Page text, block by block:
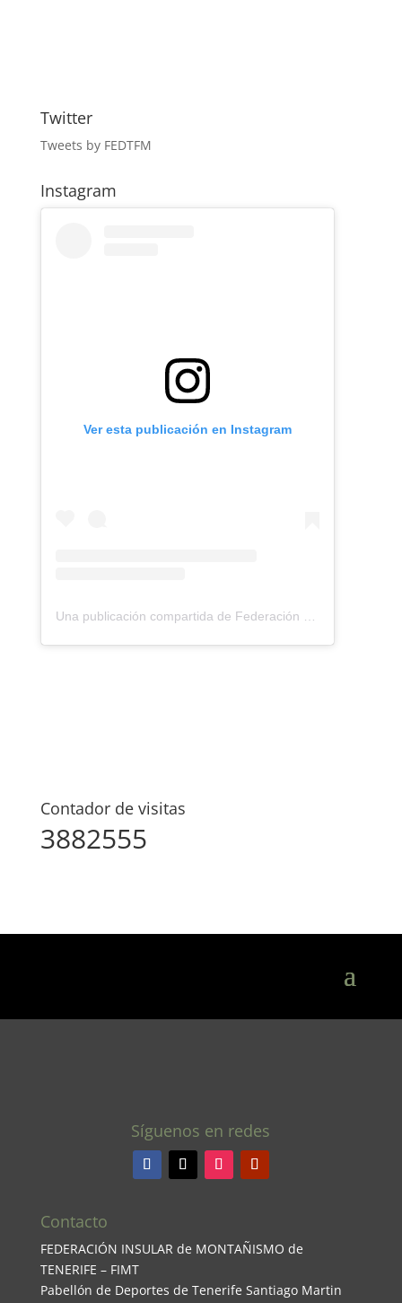
Twitter
Tweets by FEDTFM
Instagram
Ver esta publicación en Instagram
Una publicación compartida de Federación Montañismo Tenerife (@federacion_montanismo_tenerife)
Contador de visitas
3882555
Síguenos en redes
Contacto
FEDERACIÓN INSULAR de MONTAÑISMO de
TENERIFE – FIMT
Pabellón de Deportes de Tenerife Santiago Martin